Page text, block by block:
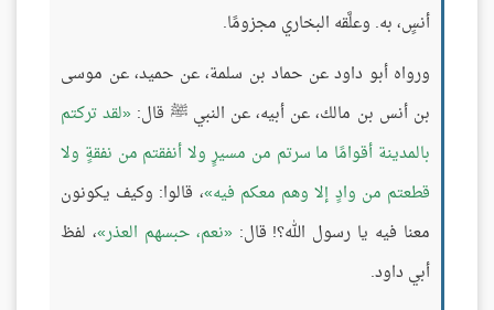
أنسٍ، به. وعلَّقه البخاري مجزومًا.
ورواه أبو داود عن حماد بن سلمة، عن حميد، عن موسى
بن أنس بن مالك، عن أبيه، عن النبي ﷺ قال: لقد تركتم
بالمدينة أقوامًا ما سرتم من مسيرٍ ولا أنفقتم من نفقةٍ ولا
قطعتم من وادٍ إلا وهم معكم فيه ، قالوا: وكيف يكونون
معنا فيه يا رسول الله؟! قال: نعم، حبسهم العذر ، لفظ
أبي داود.